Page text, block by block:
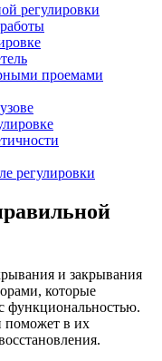
регулировки
проемами
регулировки
и закрывания
которые
функциональностью.
поможет в их